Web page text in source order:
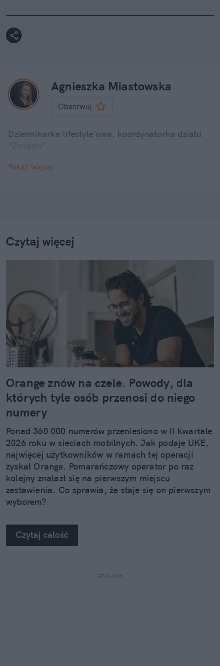
Agnieszka Miastowska
Obserwuj
Dziennikarka lifestyle'owa, koordynatorka działu
Pokaż więcej
Czytaj więcej
Orange znów na czele. Powody, dla
których tyle osób przenosi do niego
numery
Ponad 360 000 numerów przeniesiono w II kwartale
2026 roku w sieciach mobilnych. Jak podaje UKE,
najwięcej użytkowników w ramach tej operacji
zyskał Orange. Pomarańczowy operator po raz
kolejny znalazł się na pierwszym miejscu
zestawienia. Co sprawia, że staje się on pierwszym
wyborem?
Czytaj całość
REKLAMA